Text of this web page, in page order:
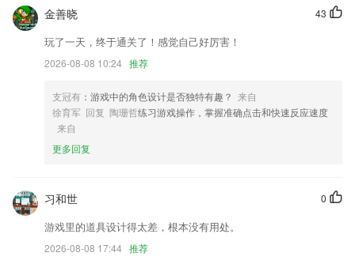
43
金善晓
玩了一天，终于通关了！感觉自己好厉害！
2026-08-08 10:24 推荐
支冠有 ：游戏中的角色设计是否独特有趣？ 来自
徐育军 回复 陶珊哲练习游戏操作，掌握准确点击和快速反应速度
来自
更多回复
0
习和世
游戏里的道具设计得太差，根本没有用处。
2026-08-08 17:44 推荐